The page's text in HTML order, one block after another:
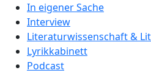
In eigener Sache
Interview
Literaturwissenschaft &
Lyrikkabinett
Podcast